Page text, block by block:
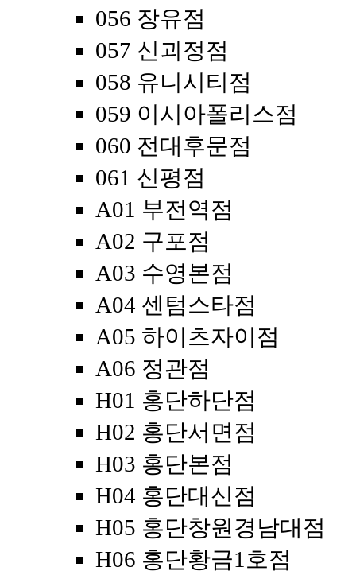
056 장유점
057 신괴정점
058 유니시티점
059 이시아폴리스점
060 전대후문점
061 신평점
A01 부전역점
A02 구포점
A03 수영본점
A04 센텀스타점
A05 하이츠자이점
A06 정관점
H01 홍단하단점
H02 홍단서면점
H03 홍단본점
H04 홍단대신점
H05 홍단창원경남대점
H06 홍단황금1호점